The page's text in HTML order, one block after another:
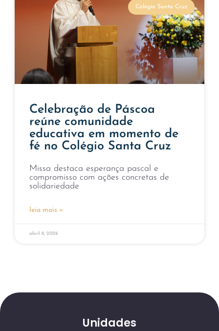
Colégio Santa Cruz
Celebração de Páscoa
reúne comunidade
educativa em momento de
fé no Colégio Santa Cruz
Missa destaca esperança pascal e
compromisso com ações concretas de
solidariedade
leia mais »
abril 8, 2026
Unidades